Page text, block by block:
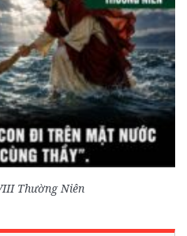
Thường Niên